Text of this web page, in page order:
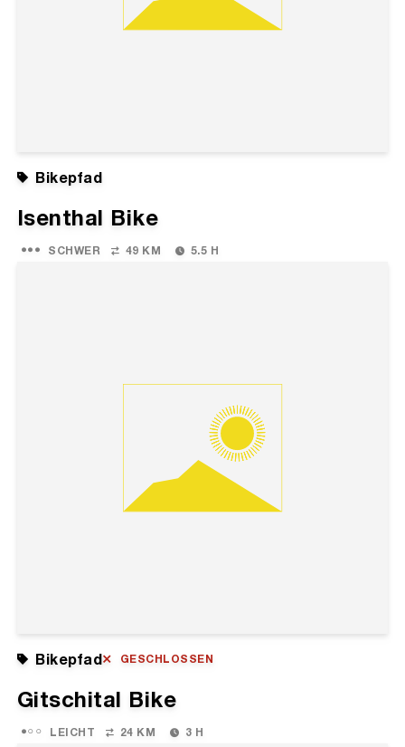
Bikepfad
Isenthal Bike
SCHWER 49 KM 5.5 H
Bikepfad GESCHLOSSEN
Gitschital Bike
LEICHT 24 KM 3 H